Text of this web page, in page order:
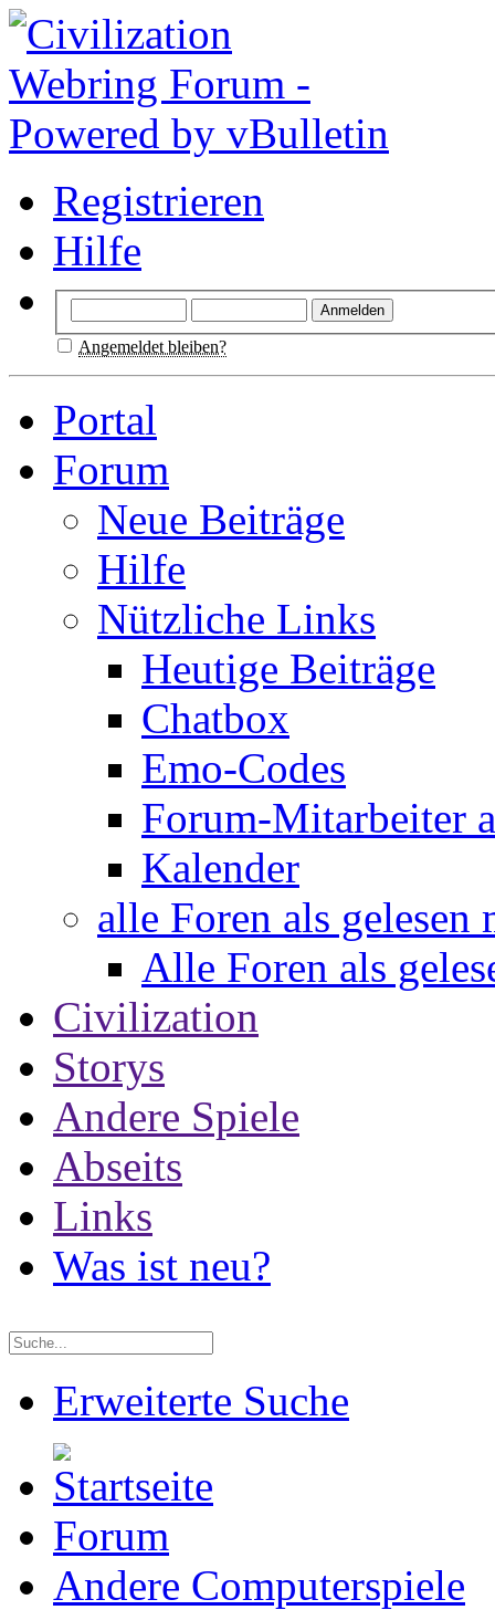
Registrieren
Hilfe
Angemeldet bleiben?
Portal
Forum
Neue Beiträge
Hilfe
Nützliche Links
Heutige Beiträge
Chatbox
Emo-Codes
Forum-Mitarbeiter
Kalender
alle Foren als gelesen
Alle Foren als
Civilization
Storys
Andere Spiele
Abseits
Links
Was ist neu?
Erweiterte Suche
Forum
Andere Computerspiele